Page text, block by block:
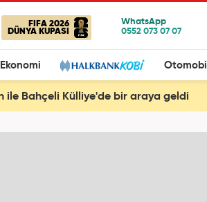
FIFA 2026
DÜNYA KUPASI
Ekonomi Otomobil
ile Bahçeli Külliye'de bir araya geldi